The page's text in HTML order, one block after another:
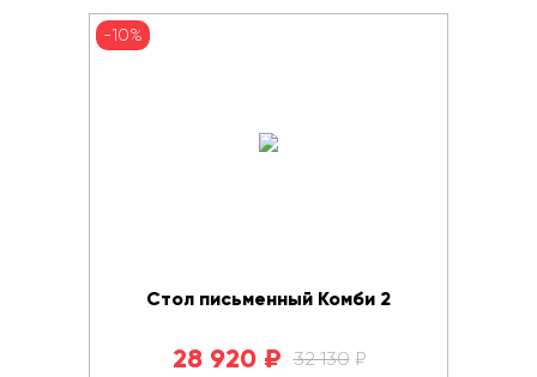
-10%
Стол письменный Комби 2
32 130 ₽
28 920 ₽